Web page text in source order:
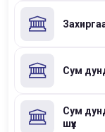
Сум
Сум
шүүх